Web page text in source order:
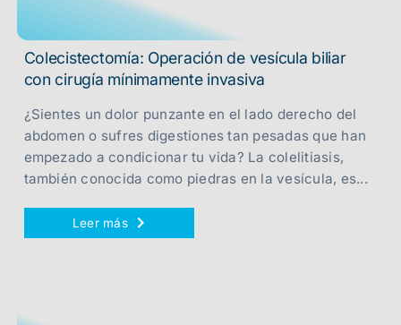
Colecistectomía: Operación de vesícula biliar
con cirugía mínimamente invasiva
¿Sientes un dolor punzante en el lado derecho del
abdomen o sufres digestiones tan pesadas que han
empezado a condicionar tu vida? La colelitiasis,
también conocida como piedras en la vesícula, es...
Leer más